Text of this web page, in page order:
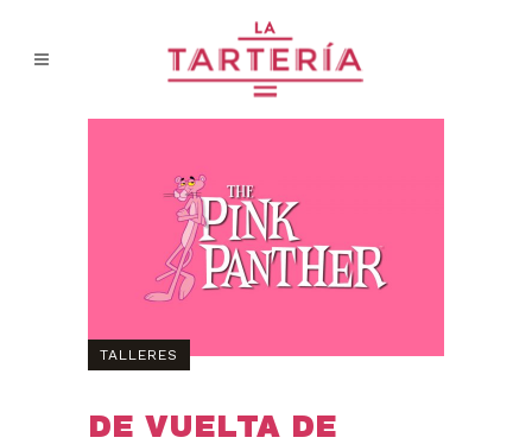
TALLERES
DE VUELTA DE